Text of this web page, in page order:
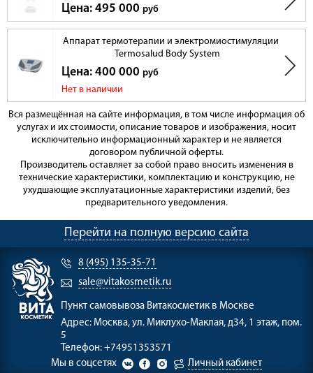
Цена: 495 000 руб
Аппарат термотерапии и электромиостимуляции
Termosalud Body System
Цена: 400 000 руб
Нет в наличии
Вся размещённая на сайте информация, в том числе информация об
услугах и их стоимости, описание товаров и изображения, носит
исключительно информационный характер и не является
договором публичной оферты.
Производитель оставляет за собой право вносить изменения в
технические характеристики, комплектацию и конструкцию, не
ухудшающие эксплуатационные характеристики изделий, без
предварительного уведомления.
Перейти на полную версию сайта
8 (495) 135-35-71
sale@vitakosmetik.ru
Пункт самовывоза Витакосметик в Москве
Адрес: Москва, ул. Миклухо-Маклая, д34, 1 этаж, пом.
5
Телефон: +74951353571
Мы в соцсетях
Личный кабинет